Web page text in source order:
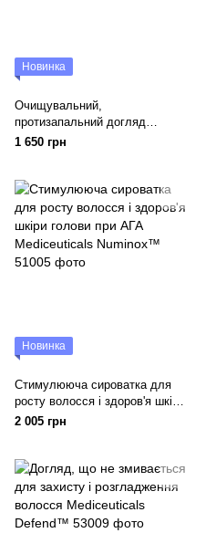
Новинка
Очищувальний,
протизапальний догляд
Mediceuticals TheraRX™
1 650 грн
Новинка
Стимулююча сироватка для
росту волосся і здоров'я шкіри
голови при АГА Mediceuticals
2 005 грн